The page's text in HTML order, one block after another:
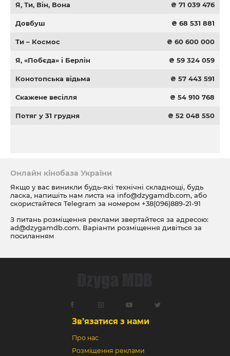
Я, Ти, Він, Вона ₴ 71 039 476
Довбуш ₴ 68 531 881
Ти – Космос ₴ 60 600 000
Я, «Побєда» і Берлін ₴ 59 324 059
Конотопська відьма ₴ 57 443 591
Скажене весілля ₴ 54 910 768
Потяг у 31 грудня ₴ 52 048 550
Онлайн кінобаза України
Якщо у вас виникли будь-які технічні складнощі, будь
ласка, напишіть нам листа на info@dzygamdb.com, або
скористайтеся Telegram за номером +38(096)889-21-91
З питань розміщення реклами звертайтеся за адресою:
ad@dzygamdb.com. Варіанти розміщення дивіться за
посиланням
Зв’язатися з нами
Про нас
Розміщення реклами